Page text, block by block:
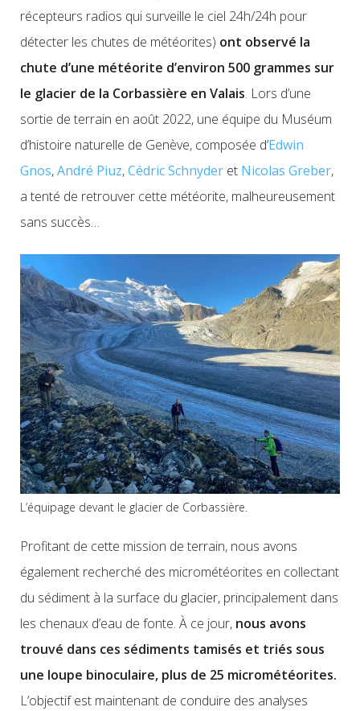
récepteurs radios qui surveille le ciel 24h/24h pour
détecter les chutes de météorites) ont observé la
chute d’une météorite d’environ 500 grammes sur
le glacier de la Corbassière en Valais. Lors d’une
sortie de terrain en août 2022, une équipe du Muséum
d’histoire naturelle de Genève, composée d’Edwin
Gnos,André Piuz,Cédric Schnyder et Nicolas Greber,
a tenté de retrouver cette météorite, malheureusement
sans succès…
L’équipage devant le glacier de Corbassière.
Profitant de cette mission de terrain, nous avons
également recherché des micrométéorites en collectant
du sédiment à la surface du glacier, principalement dans
les chenaux d’eau de fonte. À ce jour, nous avons
trouvé dans ces sédiments tamisés et triés sous
une loupe binoculaire, plus de 25 micrométéorites.
L’objectif est maintenant de conduire des analyses